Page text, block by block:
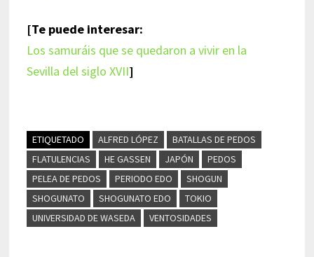
[Te puede interesar:
Los samuráis que se quedaron a vivir en la
Sevilla del siglo XVII]
ETIQUETADO ALFRED LÓPEZ
BATALLAS DE PEDOS
FLATULENCIAS
HE GASSEN JAPÓN
PEDOS
PELEA DE PEDOS
PERIODO EDO
SHOGUN
SHOGUNATO
SHOGUNATO EDO
TOKIO
UNIVERSIDAD DE WASEDA
VENTOSIDADES